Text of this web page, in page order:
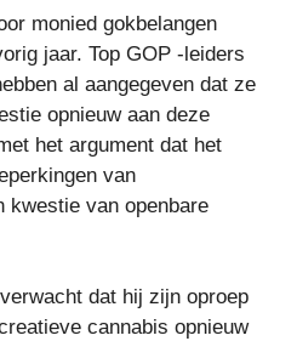
monied gokbelangen
jaar. Top GOP -leiders
al aangegeven dat ze
opnieuw aan deze
het argument dat het
van
kwestie van openbare
dat hij zijn oproep
cannabis opnieuw